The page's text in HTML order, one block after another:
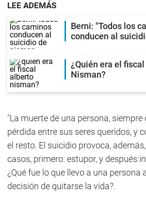
LEE ADEMÁS
Berni: "Todos los
conducen al
¿Quién era el
Nisman?
"La muerte de una persona,
pérdida entre sus seres queridos, y
el resto. El suicidio provoca,
casos, primero: estupor, y
¿Qué fue lo que llevo a una persona
decisión de quitarse la vida?.